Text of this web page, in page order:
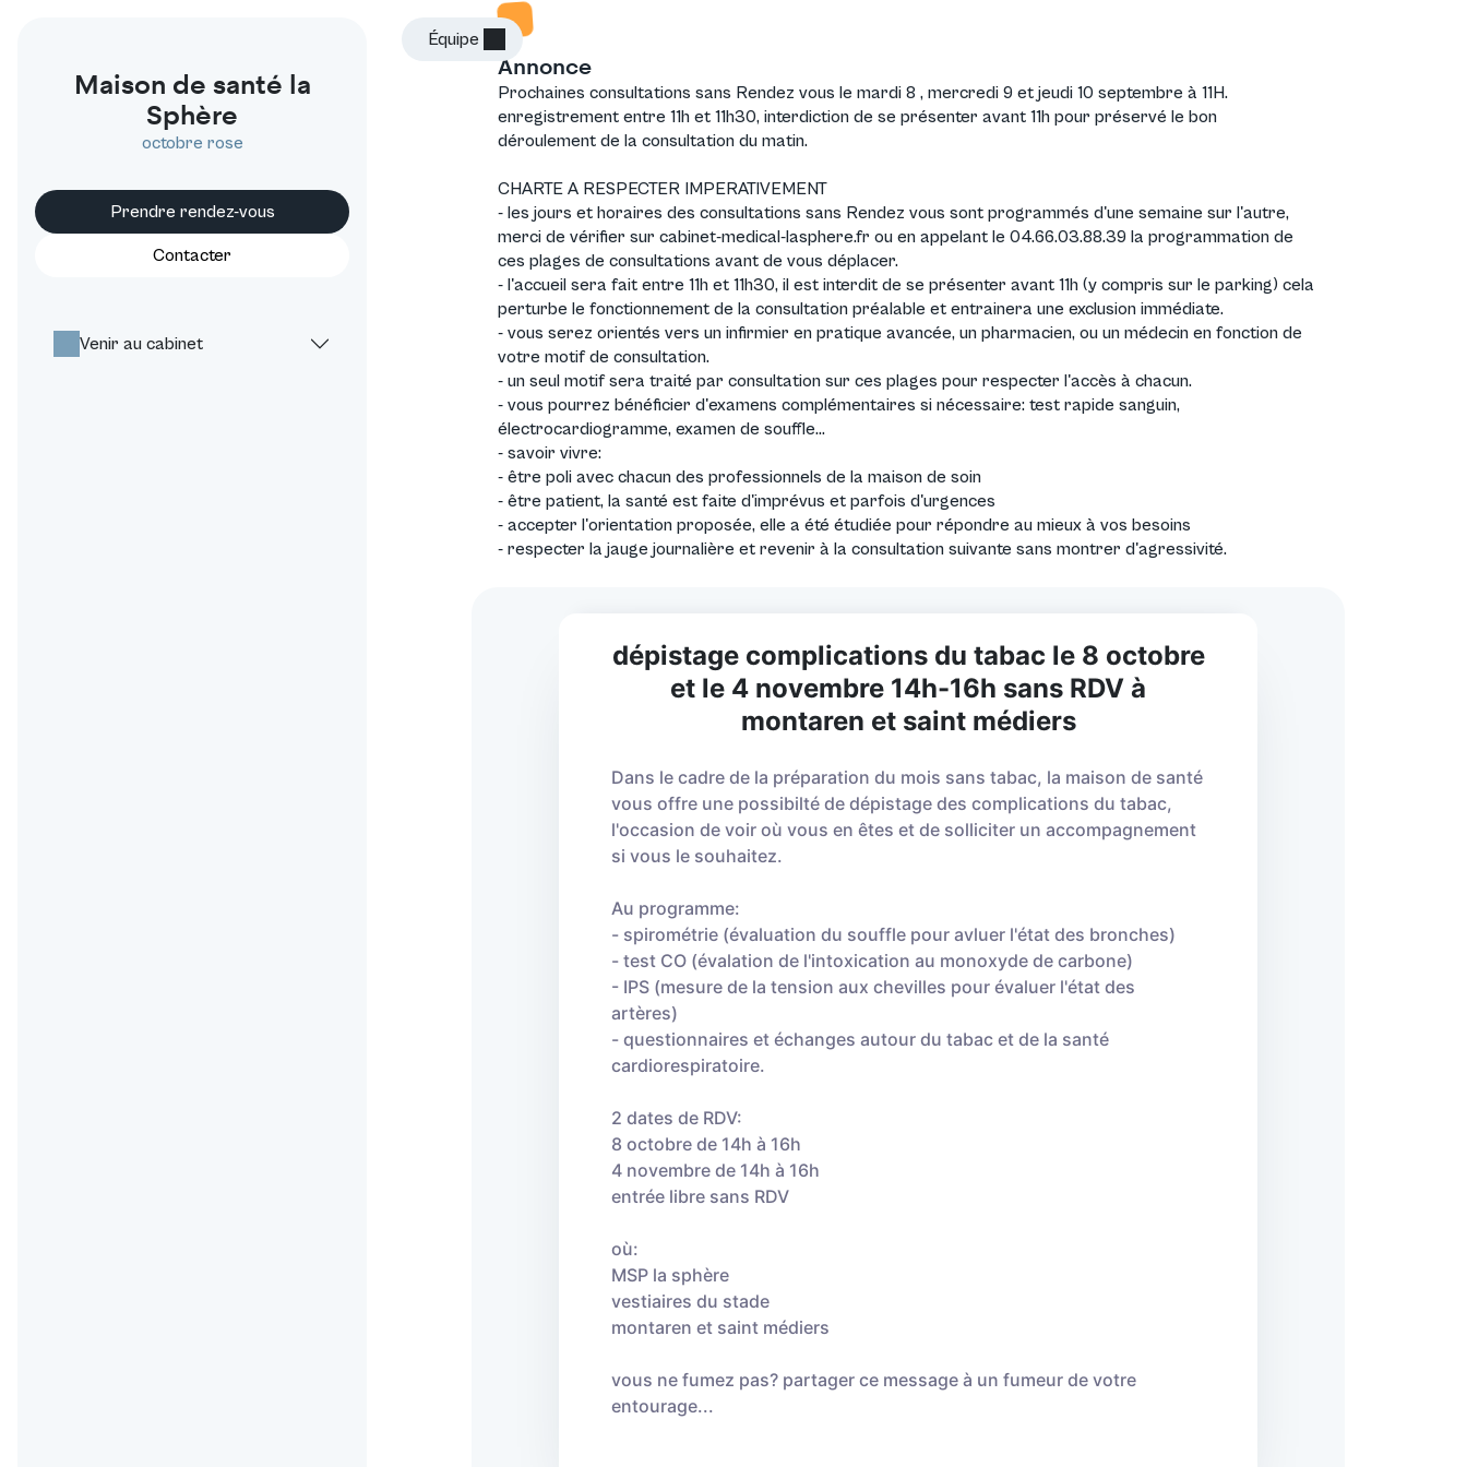
Équipe
Maison de santé la
Sphère
octobre rose
Prendre rendez-vous
Contacter
Venir au cabinet
Annonce
Prochaines consultations sans Rendez vous le mardi 8 , mercredi 9 et jeudi 10 septembre à 11H.
enregistrement entre 11h et 11h30, interdiction de se présenter avant 11h pour préservé le bon
déroulement de la consultation du matin.
CHARTE A RESPECTER IMPERATIVEMENT
- les jours et horaires des consultations sans Rendez vous sont programmés d'une semaine sur l'autre,
merci de vérifier sur cabinet-medical-lasphere.fr ou en appelant le 04.66.03.88.39 la programmation de
ces plages de consultations avant de vous déplacer.
- l'accueil sera fait entre 11h et 11h30, il est interdit de se présenter avant 11h (y compris sur le parking) cela
perturbe le fonctionnement de la consultation préalable et entrainera une exclusion immédiate.
- vous serez orientés vers un infirmier en pratique avancée, un pharmacien, ou un médecin en fonction de
votre motif de consultation.
- un seul motif sera traité par consultation sur ces plages pour respecter l'accès à chacun.
- vous pourrez bénéficier d'examens complémentaires si nécessaire: test rapide sanguin,
électrocardiogramme, examen de souffle...
- savoir vivre:
- être poli avec chacun des professionnels de la maison de soin
- être patient, la santé est faite d'imprévus et parfois d'urgences
- accepter l'orientation proposée, elle a été étudiée pour répondre au mieux à vos besoins
- respecter la jauge journalière et revenir à la consultation suivante sans montrer d'agressivité.
dépistage complications du tabac le 8 octobre
et le 4 novembre 14h-16h sans RDV à
montaren et saint médiers
Dans le cadre de la préparation du mois sans tabac, la maison de santé
vous offre une possibilté de dépistage des complications du tabac,
l'occasion de voir où vous en êtes et de solliciter un accompagnement
si vous le souhaitez.
Au programme:
- spirométrie (évaluation du souffle pour avluer l'état des bronches)
- test CO (évalation de l'intoxication au monoxyde de carbone)
- IPS (mesure de la tension aux chevilles pour évaluer l'état des
artères)
- questionnaires et échanges autour du tabac et de la santé
cardiorespiratoire.
2 dates de RDV:
8 octobre de 14h à 16h
4 novembre de 14h à 16h
entrée libre sans RDV
où:
MSP la sphère
vestiaires du stade
montaren et saint médiers
vous ne fumez pas? partager ce message à un fumeur de votre
entourage...